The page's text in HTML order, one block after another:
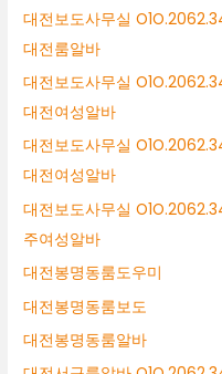
대전보도사무실
대전룸알바
대전보도사무실
대전여성알바
대전보도사무실
대전여성알바
대전보도사무실
주여성알바
대전봉명동룸도우미
대전봉명동룸보도
대전봉명동룸알바